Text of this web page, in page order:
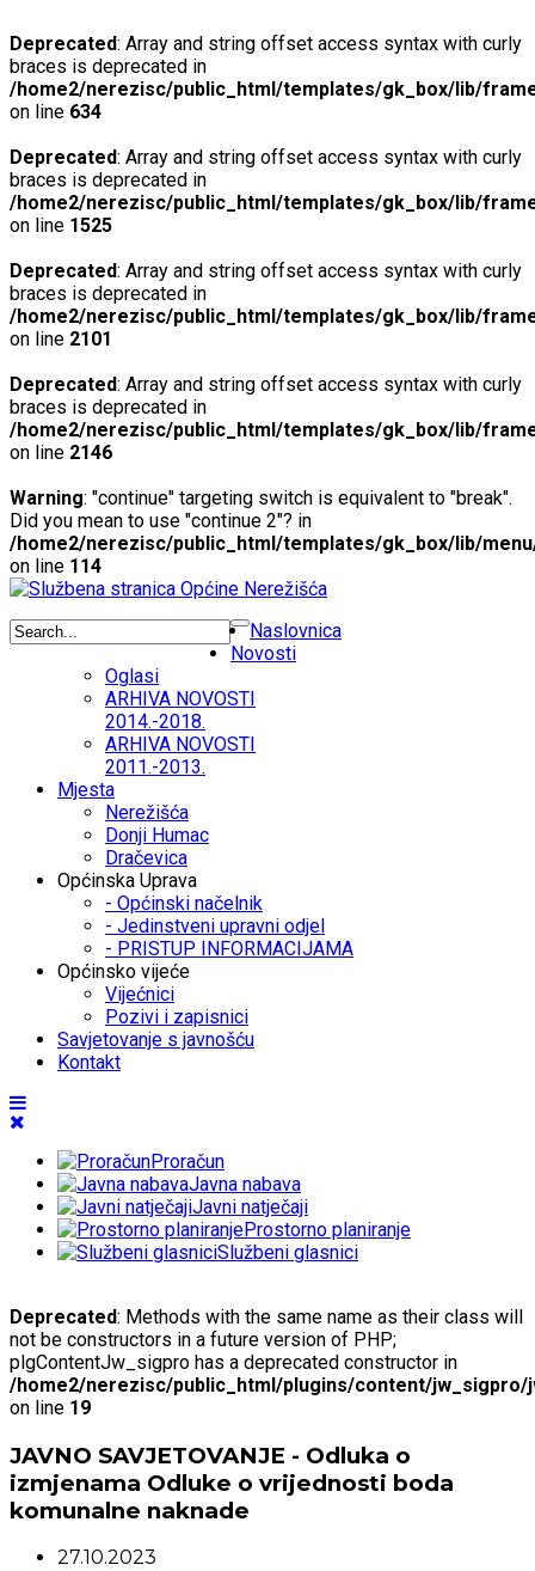
Deprecated: Array and string offset access syntax with curly
braces is deprecated in
/home2/nerezisc/public_html/templates/gk_box/lib/
on line 634
Deprecated: Array and string offset access syntax with curly
braces is deprecated in
/home2/nerezisc/public_html/templates/gk_box/lib/
on line 1525
Deprecated: Array and string offset access syntax with curly
braces is deprecated in
/home2/nerezisc/public_html/templates/gk_box/lib/
on line 2101
Deprecated: Array and string offset access syntax with curly
braces is deprecated in
/home2/nerezisc/public_html/templates/gk_box/lib/
on line 2146
Warning: "continue" targeting switch is equivalent to "break".
Did you mean to use "continue 2"? in
/home2/nerezisc/public_html/templates/gk_box/lib/
on line 114
Naslovnica
Novosti
Oglasi
ARHIVA NOVOSTI
2014.-2018.
ARHIVA NOVOSTI
2011.-2013.
Mjesta
Nerežišća
Donji Humac
Dračevica
Općinska Uprava
- Općinski načelnik
- Jedinstveni upravni odjel
- PRISTUP INFORMACIJAMA
Općinsko vijeće
Vijećnici
Pozivi i zapisnici
Savjetovanje s javnošću
Kontakt
Proračun
Javna nabava
Javni natječaji
Prostorno planiranje
Službeni glasnici
Deprecated: Methods with the same name as their class will
not be constructors in a future version of PHP;
plgContentJw_sigpro has a deprecated constructor in
/home2/nerezisc/public_html/plugins/content/jw_sigpro/
on line 19
JAVNO SAVJETOVANJE - Odluka o
izmjenama Odluke o vrijednosti boda
komunalne naknade
27.10.2023